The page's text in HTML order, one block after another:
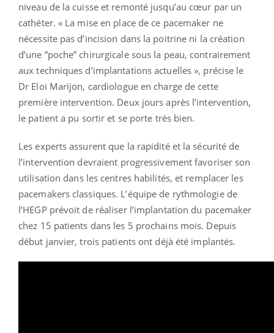
niveau de la cuisse et remonté jusqu’au cœur par un
cathéter. « La mise en place de ce pacemaker ne
nécessite pas d’incision dans la poitrine ni la création
d’une ”poche” chirurgicale sous la peau, contrairement
aux techniques d’implantations actuelles », précise le
Dr Eloi Marijon, cardiologue en charge de cette
première intervention. Deux jours après l’intervention,
le patient a pu sortir et se porte très bien.
Les experts assurent que la rapidité et la sécurité de
l’intervention devraient progressivement favoriser son
utilisation dans les centres habilités, et remplacer les
pacemakers classiques. L’équipe de rythmologie de
l’HEGP prévoit de réaliser l’implantation du pacemaker
chez 15 patients dans les 5 prochains mois. Depuis
début janvier, trois patients ont déjà été implantés.